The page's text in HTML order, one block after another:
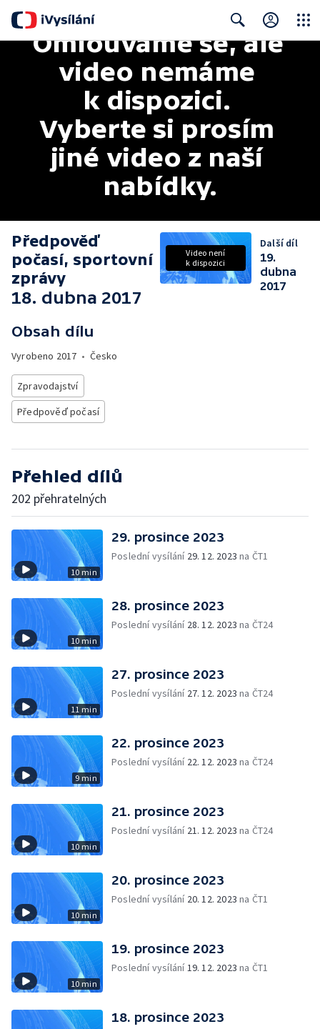
Search
Omlouváme se, ale
video nemáme
k dispozici.
Vyberte si prosím
jiné video z naší
nabídky.
Předpověď
počasí, sportovní
zprávy
18. dubna 2017
Obsah dílu
Vyrobeno 2017 • Česko
Zpravodajství
Předpověď počasí
Video není
k dispozici
Další díl
19.
dubna
2017
Přehled dílů
202 přehratelných
10 min
29. prosince 2023
Poslední vysílání 29. 12. 2023 na ČT1
10 min
28. prosince 2023
Poslední vysílání 28. 12. 2023 na ČT24
11 min
27. prosince 2023
Poslední vysílání 27. 12. 2023 na ČT24
9 min
22. prosince 2023
Poslední vysílání 22. 12. 2023 na ČT24
10 min
21. prosince 2023
Poslední vysílání 21. 12. 2023 na ČT24
10 min
20. prosince 2023
Poslední vysílání 20. 12. 2023 na ČT1
10 min
19. prosince 2023
Poslední vysílání19. 12. 2023 na ČT1
18. prosince 2023